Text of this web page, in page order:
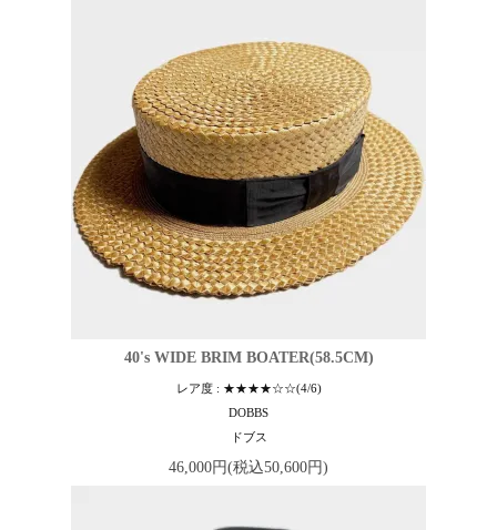
40's WIDE BRIM BOATER(58.5CM)
レア度 : ★★★★☆☆(4/6)
DOBBS
ドブス
46,000円(税込50,600円)